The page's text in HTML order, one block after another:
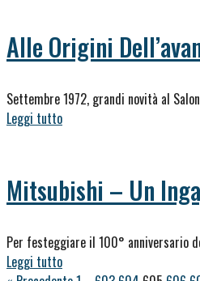
Alle Origini
Settembre 1972, grandi novità al
Leggi tutto
Mitsubishi – Un
Per festeggiare il 100° anniversario
Leggi tutto